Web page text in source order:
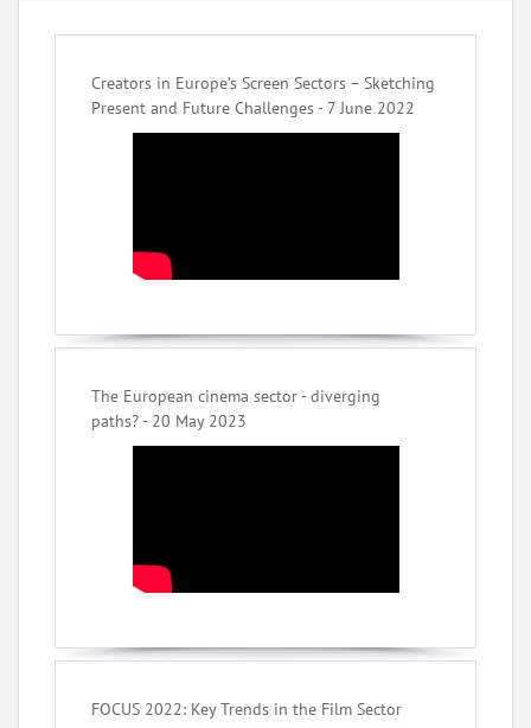
Creators in Europe’s Screen Sectors – Sketching
Present and Future Challenges - 7 June 2022
The European cinema sector - diverging
paths? - 20 May 2023
FOCUS 2022: Key Trends in the Film Sector